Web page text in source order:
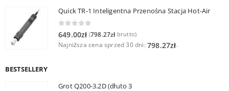
Quick TR-1 Inteligentna Przenośna Stacja Hot-Air
649.00zł (798.27złbrutto)
Najniższa cena sprzed 30 dni: 798.27zł.
BESTSELLERY
Grot Q200-3.2D (dłuto 3